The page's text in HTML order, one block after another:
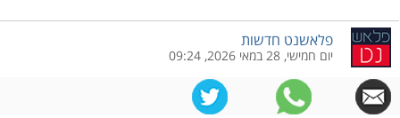
פלאשנט חדשות
יום חמישי, 28 במאי 2026, 09:24